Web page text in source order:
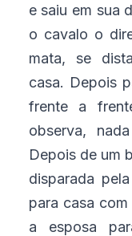
e saiu em sua
o cavalo o
mata, se
casa. Depois
frente a
observa,
Depois de um
disparada
para casa
a esposa